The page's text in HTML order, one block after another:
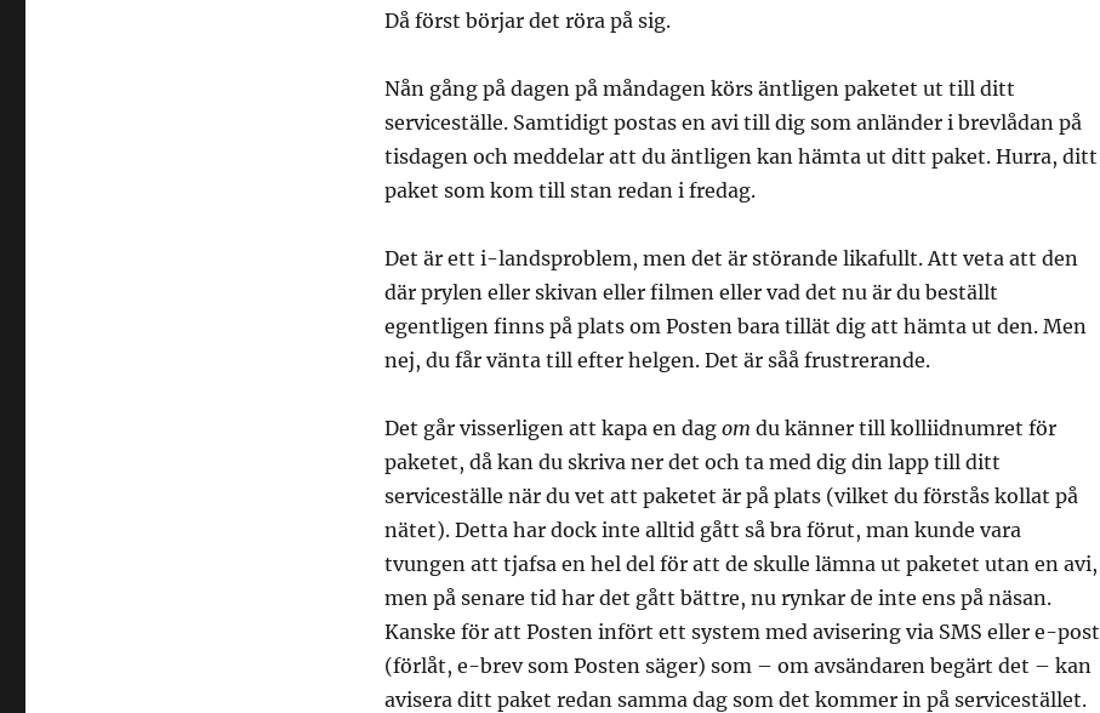
Då först börjar det röra på sig.
Nån gång på dagen på måndagen körs äntligen paketet ut till ditt
serviceställe. Samtidigt postas en avi till dig som anländer i brevlådan på
tisdagen och meddelar att du äntligen kan hämta ut ditt paket. Hurra, ditt
paket som kom till stan redan i fredag.
Det är ett i-landsproblem, men det är störande likafullt. Att veta att den
där prylen eller skivan eller filmen eller vad det nu är du beställt
egentligen finns på plats om Posten bara tillät dig att hämta ut den. Men
nej, du får vänta till efter helgen. Det är såå frustrerande.
Det går visserligen att kapa en dag om du känner till kolliidnumret för
paketet, då kan du skriva ner det och ta med dig din lapp till ditt
serviceställe när du vet att paketet är på plats (vilket du förstås kollat på
nätet). Detta har dock inte alltid gått så bra förut, man kunde vara
tvungen att tjafsa en hel del för att de skulle lämna ut paketet utan en avi,
men på senare tid har det gått bättre, nu rynkar de inte ens på näsan.
Kanske för att Posten infört ett system med avisering via SMS eller e-post
(förlåt, e-brev som Posten säger) som – om avsändaren begärt det – kan
avisera ditt paket redan samma dag som det kommer in på servicestället.